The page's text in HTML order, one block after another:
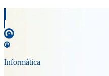
Informática